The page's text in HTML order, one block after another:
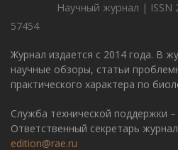
Научный журнал |
57454
Журнал издается с 2014 года. В
научные обзоры, статьи
практического характера по
Служба технической поддержки –
Ответственный секретарь
edition@rae.ru